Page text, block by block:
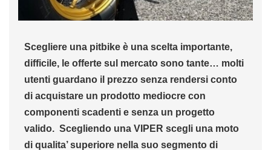
Scegliere una pitbike è una scelta importante,
difficile, le offerte sul mercato sono tante… molti
utenti guardano il prezzo senza rendersi conto
di acquistare un prodotto mediocre con
componenti scadenti e senza un progetto
valido. Scegliendo una VIPER scegli una moto
di qualita’ superiore nella suo segmento di